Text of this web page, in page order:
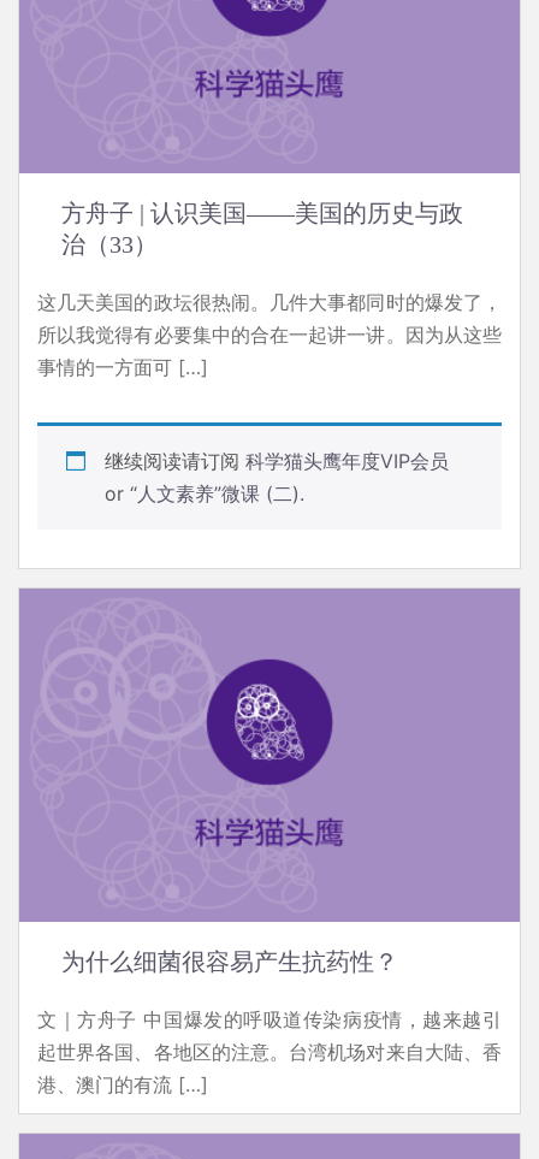
方舟子 | 认识美国——美国的历史与政
治（33）
这几天美国的政坛很热闹。几件大事都同时的爆发了，
所以我觉得有必要集中的合在一起讲一讲。因为从这些
事情的一方面可 […]
继续阅读请订阅 科学猫头鹰年度VIP会员
or “人文素养”微课 (二).
为什么细菌很容易产生抗药性？
文｜方舟子 中国爆发的呼吸道传染病疫情，越来越引
起世界各国、各地区的注意。台湾机场对来自大陆、香
港、澳门的有流 […]